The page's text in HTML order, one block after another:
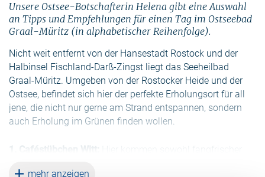
Unsere Ostsee-Botschafterin Helena gibt eine Auswahl
an Tipps und Empfehlungen für einen Tag im Ostseebad
Graal-Müritz (in alphabetischer Reihenfolge).
Nicht weit entfernt von der Hansestadt Rostock und der
Halbinsel Fischland-Darß-Zingst liegt das Seeheilbad
Graal-Müritz. Umgeben von der Rostocker Heide und der
Ostsee, befindet sich hier der perfekte Erholungsort für all
jene, die nicht nur gerne am Strand entspannen, sondern
auch Erholung im Grünen finden wollen.
1. Caféstübchen Witt:
Hier kommen sowohl fangfrischer
weiterlesen
mehr anzeigen